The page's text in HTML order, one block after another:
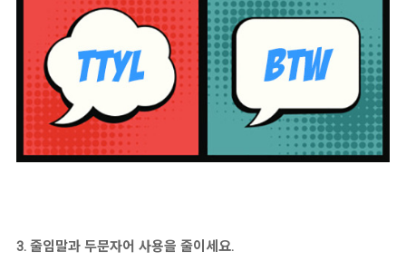
3. 줄임말과 두문자어 사용을 줄이세요.